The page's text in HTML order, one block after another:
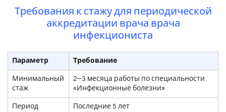
Требования к стажу для периодической
аккредитации врача врача
инфекциониста
Параметр Требование
Минимальный
стаж
2–3 месяца работы по специальности
«Инфекционные болезни»
Период Последние 5 лет